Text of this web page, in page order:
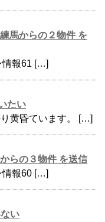
馬からの２物件 を
情報61 […]
たい
黄昏ています。 […]
らの３物件 を送信
情報60 […]
い